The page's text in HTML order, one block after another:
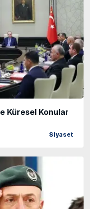
Küresel Konular
Siyaset